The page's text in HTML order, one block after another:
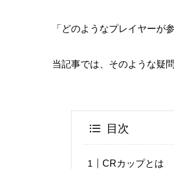
「どのようなプレイヤーが
当記事では、そのような疑
目次
CRカップとは